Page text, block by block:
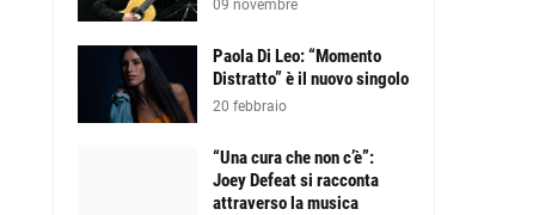
09 novembre
Paola Di Leo: “Momento
Distratto” è il nuovo singolo
20 febbraio
“Una cura che non c’è”:
Joey Defeat si racconta
attraverso la musica